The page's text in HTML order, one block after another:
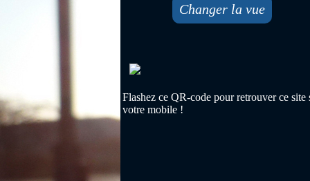
Changer la vue
Flashez ce QR-code pour retrouver ce site
votre mobile !